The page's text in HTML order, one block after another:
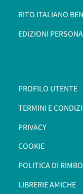
RITO ITALIANO
EDIZIONI
PROFILO UTENTE
TERMINI E
PRIVACY
COOKIE
POLITICA DI
LIBRERIE AMICHE